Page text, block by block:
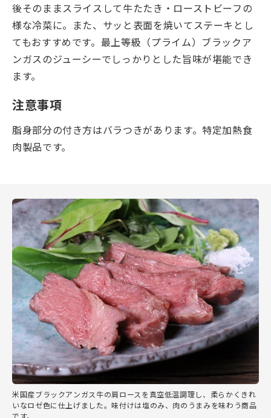
後そのままスライスして牛たたき・ローストビーフの
様な冷菜に。また、サッと表面を焼いてステーキとし
てもおすすめです。最上等級（プライム）ブラックア
ンガスのジューシーでしっかりとした旨味が堪能でき
ます。
注意事項
脂身部分の付き方はバラつきがあります。特定加熱食
肉製品です。
米国産ブラックアンガス牛の肩ロースを真空低温調理し、柔らかくきれ
いなロゼ色に仕上げました。味付けは塩のみ、肉のうまみを味わう商品
です。